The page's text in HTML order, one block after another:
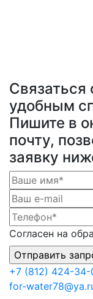
удобным
Пишите в
почту,
заявку
Согласен на
+7 (812) 424-34-
for-